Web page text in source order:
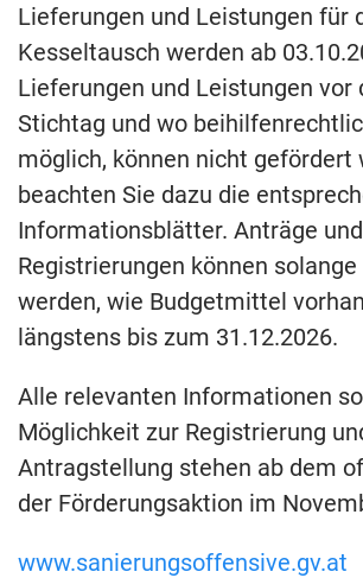
Lieferungen und Leistungen für
Kesseltausch werden ab
Lieferungen und Leistungen vor
Stichtag und wo
möglich, können nicht gefördert
beachten Sie dazu die
Informationsblätter. Anträge und
Registrierungen können
werden, wie Budgetmittel
längstens bis zum 31.12.2026.
Alle relevanten Informationen
Möglichkeit zur Registrierung
Antragstellung stehen ab dem
der Förderungsaktion im
www.sanierungsoffensive.gv.at